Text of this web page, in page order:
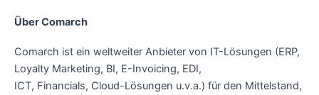
Über Comarch
Comarch ist ein weltweiter Anbieter von IT-Lösungen (ERP,
Loyalty Marketing, BI, E-Invoicing, EDI,
ICT, Financials, Cloud-Lösungen u.v.a.) für den Mittelstand,